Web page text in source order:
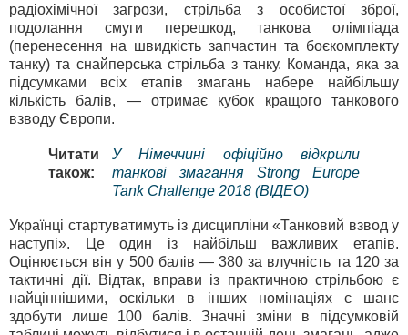
радіохімічної загрози, стрільба з особистої зброї,
подолання смуги перешкод, танкова олімпіада
(перенесення на швидкість запчастин та боєкомплекту
танку) та снайперська стрільба з танку. Команда, яка за
підсумками всіх етапів змагань набере найбільшу
кількість балів, — отримає кубок кращого танкового
взводу Європи.
Читати
також:
У Німеччині офіційно відкрили
танкові змагання Strong Europe
Tank Challenge 2018 (ВІДЕО)
Українці стартуватимуть із дисципліни «Танковий взвод у
наступі». Це один із найбільш важливих етапів.
Оцінюється він у 500 балів — 380 за влучність та 120 за
тактичні дії. Відтак, вправи із практичною стрільбою є
найціннішими, оскільки в інших номінаціях є шанс
здобути лише 100 балів. Значні зміни в підсумковій